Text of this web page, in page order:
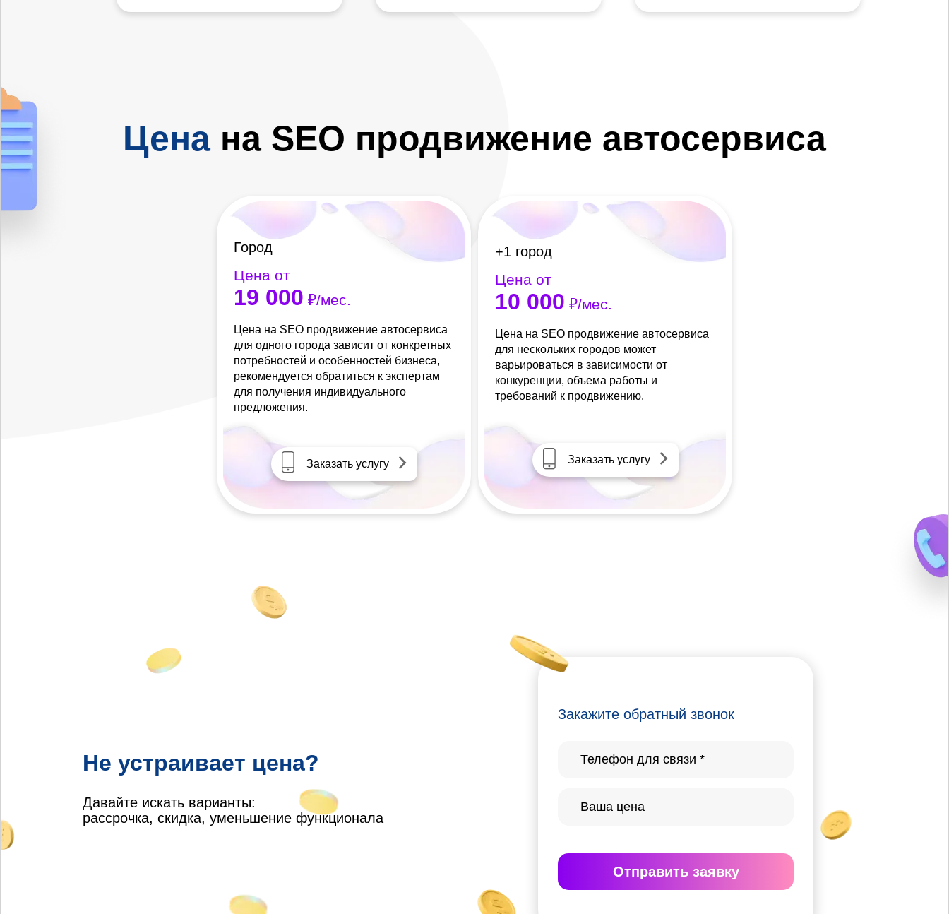
Ценана SEO продвижение автосервиса
Город
Цена от
19 000 ₽/мес.
Цена на SEO продвижение автосервиса
для одного города зависит от конкретных
потребностей и особенностей бизнеса,
рекомендуется обратиться к экспертам
для получения индивидуального
предложения.
Заказать услугу
+1 город
Цена от
10 000 ₽/мес.
Цена на SEO продвижение автосервиса
для нескольких городов может
варьироваться в зависимости от
конкуренции, объема работы и
требований к продвижению.
Заказать услугу
Не устраивает цена?
Давайте искать варианты:
рассрочка, скидка, уменьшение функционала
Закажите обратный звонок
Отправить заявку